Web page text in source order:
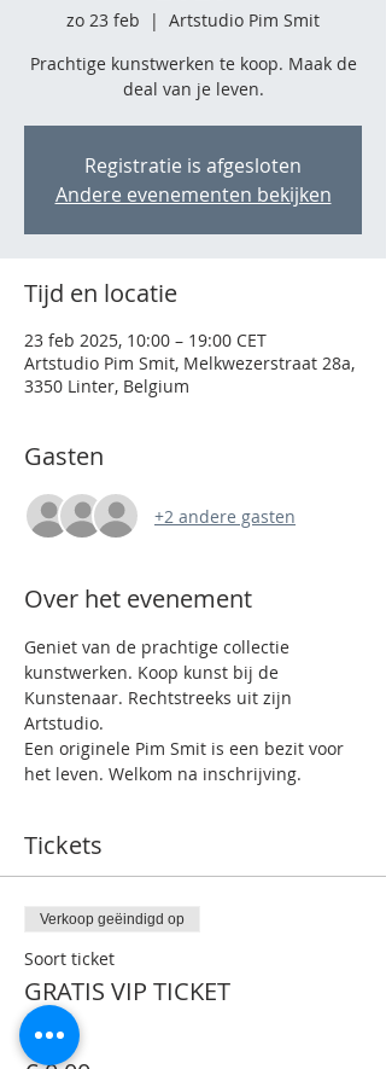
zo 23 feb
  |
Artstudio Pim Smit
Prachtige kunstwerken te koop. Maak de
deal van je leven.
Registratie is afgesloten
Andere evenementen bekijken
Tijd en locatie
23 feb 2025, 10:00 – 19:00 CET
Artstudio Pim Smit, Melkwezerstraat 28a,
3350 Linter, Belgium
Gasten
+2 andere gasten
Over het evenement
Geniet van de prachtige collectie
kunstwerken. Koop kunst bij de
Kunstenaar. Rechtstreeks uit zijn
Artstudio.
Een originele Pim Smit is een bezit voor
het leven. Welkom na inschrijving.
Tickets
Verkoop geëindigd op
Soort ticket
GRATIS VIP TICKET
Prijs